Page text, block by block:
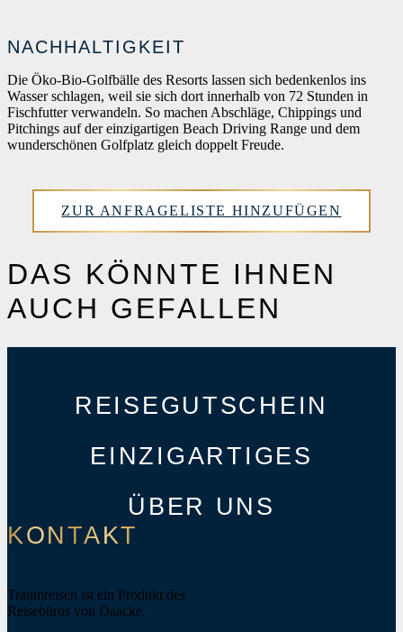
NACHHALTIGKEIT
Die Öko-Bio-Golfbälle des Resorts lassen sich bedenkenlos ins
Wasser schlagen, weil sie sich dort innerhalb von 72 Stunden in
Fischfutter verwandeln. So machen Abschläge, Chippings und
Pitchings auf der einzigartigen Beach Driving Range und dem
wunderschönen Golfplatz gleich doppelt Freude.
ZUR ANFRAGELISTE HINZUFÜGEN
DAS KÖNNTE IHNEN
AUCH GEFALLEN
REISEGUTSCHEIN
EINZIGARTIGES
ÜBER UNS
KONTAKT
Traumreisen ist ein Produkt des
Reisebüros von Daacke.